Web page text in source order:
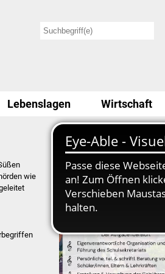
Lebenslagen Wirtschaft
wie
Stellenausschreibung